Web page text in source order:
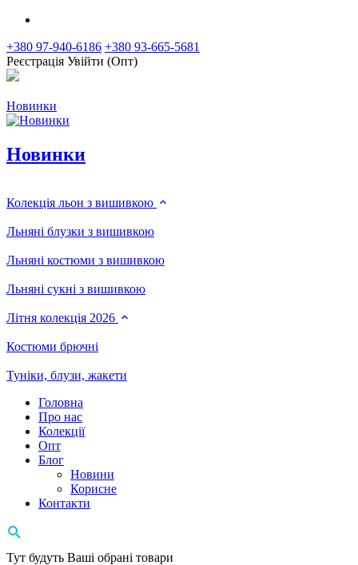
+380 97-940-6186 +380 93-665-5681
Реєстрація Увійти (Опт)
Новинки
Новинки
Колекція льон з вишивкою
Льняні блузки з вишивкою
Льняні костюми з вишивкою
Льняні сукні з вишивкою
Літня колекція 2026
Костюми брючні
Туніки, блузи, жакети
Головна
Про нас
Колекції
Опт
Блог
Новини
Корисне
Контакти
Тут будуть Ваші обрані товари